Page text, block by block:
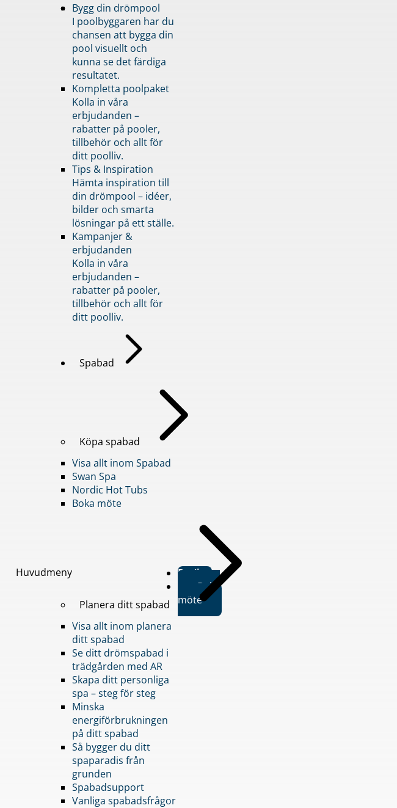
Huvudmeny
Bygg din drömpool
I poolbyggaren har du
chansen att bygga din
pool visuellt och
kunna se det färdiga
resultatet.
Kompletta poolpaket
Kolla in våra
erbjudanden –
rabatter på pooler,
tillbehör och allt för
ditt poolliv.
Tips & Inspiration
Hämta inspiration till
din drömpool – idéer,
bilder och smarta
lösningar på ett ställe.
Kampanjer &
erbjudanden
Kolla in våra
erbjudanden –
rabatter på pooler,
tillbehör och allt för
ditt poolliv.
Spabad
Köpa spabad
Visa allt inom Spabad
Swan Spa
Nordic Hot Tubs
Boka möte
Planera ditt spabad
Visa allt inom planera
ditt spabad
Se ditt drömspabad i
trädgården med AR
Skapa ditt personliga
spa – steg för steg
Minska
energiförbrukningen
på ditt spabad
Så bygger du ditt
spaparadis från
grunden
Spabadsupport
Vanliga spabadsfrågor
Butiker
Boka
möte